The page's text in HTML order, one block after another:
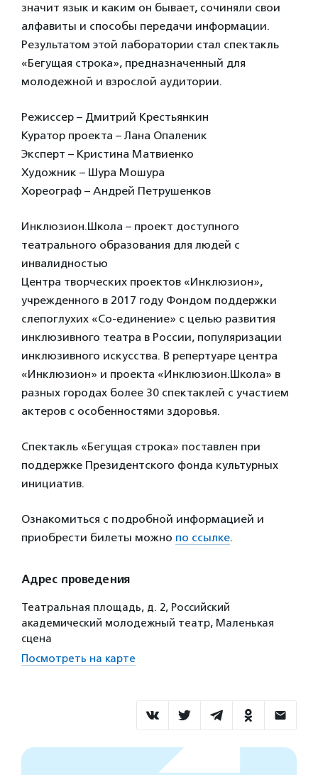
значит язык и каким он бывает, сочиняли свои
алфавиты и способы передачи информации.
Результатом этой лаборатории стал спектакль
«Бегущая строка», предназначенный для
молодежной и взрослой аудитории.
Режиссер – Дмитрий Крестьянкин
Куратор проекта – Лана Опаленик
Эксперт – Кристина Матвиенко
Художник – Шура Мошура
Хореограф – Андрей Петрушенков
Инклюзион.Школа – проект доступного
театрального образования для людей с
инвалидностью
Центра творческих проектов «Инклюзион»,
учрежденного в 2017 году Фондом поддержки
слепоглухих «Со-единение» с целью развития
инклюзивного театра в России, популяризации
инклюзивного искусства. В репертуаре центра
«Инклюзион» и проекта «Инклюзион.Школа» в
разных городах более 30 спектаклей с участием
актеров с особенностями здоровья.
Спектакль «Бегущая строка» поставлен при
поддержке Президентского фонда культурных
инициатив.
Ознакомиться с подробной информацией и
приобрести билеты можно по ссылке.
Адрес проведения
Театральная площадь, д. 2, Российский
академический молодежный театр, Маленькая
сцена
Посмотреть на карте